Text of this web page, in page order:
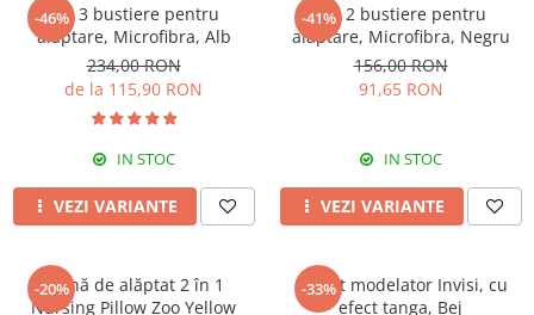
-46%
Set 3 bustiere pentru
alaptare, Microfibra, Alb
234,00 RON
de la 115,90 RON
IN STOC
VEZI VARIANTE
-41%
Set 2 bustiere pentru
alaptare, Microfibra, Negru
156,00 RON
91,65 RON
IN STOC
VEZI VARIANTE
-20%
Pernă de alăptat 2 în 1
Nursing Pillow Zoo Yellow
-33%
Colant modelator Invisi, cu
efect tanga, Bej